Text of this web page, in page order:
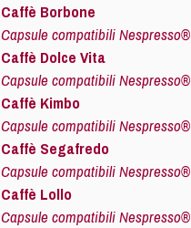
Caffè Borbone
Capsule compatibili Nespresso®
Caffè Dolce Vita
Capsule compatibili Nespresso®
Caffè Kimbo
Capsule compatibili Nespresso®
Caffè Segafredo
Capsule compatibili Nespresso®
Caffè Lollo
Capsule compatibili Nespresso®